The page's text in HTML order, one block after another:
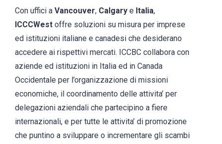
Con uffici a Vancouver, Calgary e Italia,
ICCCWest offre soluzioni su misura per imprese
ed istituzioni italiane e canadesi che desiderano
accedere ai rispettivi mercati. ICCBC collabora con
aziende ed istituzioni in Italia ed in Canada
Occidentale per l’organizzazione di missioni
economiche, il coordinamento delle attivita’ per
delegazioni aziendali che partecipino a fiere
internazionali, e per tutte le attivita’ di promozione
che puntino a sviluppare o incrementare gli scambi